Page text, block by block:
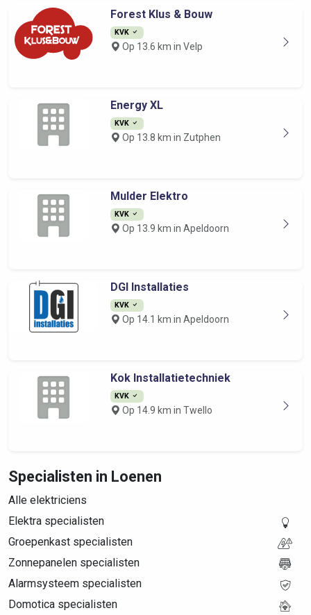
Forest Klus & Bouw
KVK
Op 13.6 km in Velp
Energy XL
KVK
Op 13.8 km in Zutphen
Mulder Elektro
KVK
Op 13.9 km in Apeldoorn
DGI Installaties
KVK
Op 14.1 km in Apeldoorn
Kok Installatietechniek
KVK
Op 14.9 km in Twello
Specialisten in Loenen
Alle elektriciens
Elektra specialisten
Groepenkast specialisten
Zonnepanelen specialisten
Alarmsysteem specialisten
Domotica specialisten